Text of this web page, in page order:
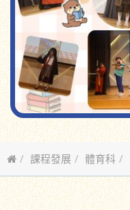
課程發展 體育科